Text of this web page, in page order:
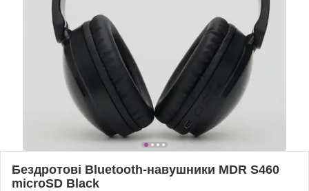
Бездротові Bluetooth-навушники MDR S460
microSD Black